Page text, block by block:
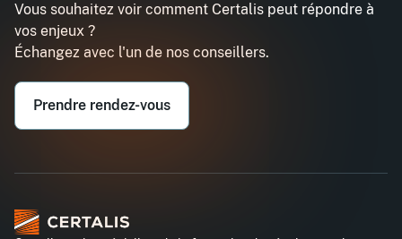
Email professionnel*
Téléphone professionnel*
Vous souhaitez voir comment Certalis peut répondre à
vos enjeux ?
Échangez avec l'un de nos conseillers.
Prendre rendez-vous